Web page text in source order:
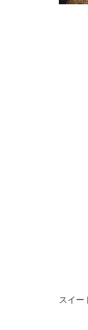
スイー